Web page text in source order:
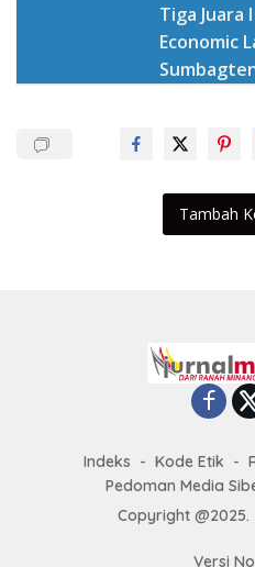
Tiga Juara
Economic
Tambah
Indeks Kode Etik
Pedoman Media
Copyright
Versi